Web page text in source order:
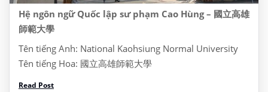
Hệ ngôn ngữ Quốc lập sư phạm Cao Hùng – 國立高雄
師範大學
Tên tiếng Anh: National Kaohsiung Normal University
Tên tiếng Hoa: 國立高雄師範大學
Read Post